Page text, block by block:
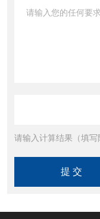
请输入计算结果（填